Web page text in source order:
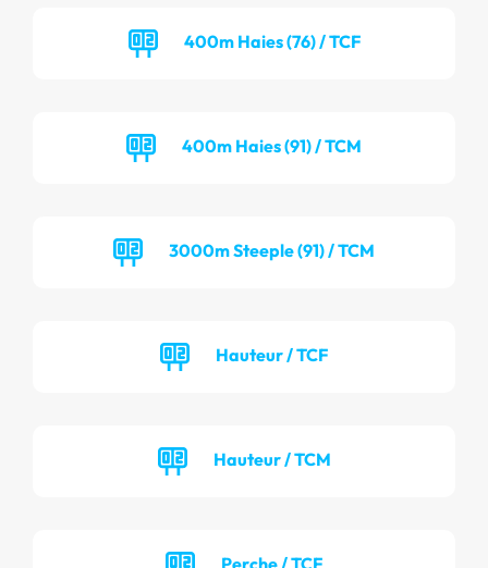
400m Haies (76) / TCF
400m Haies (91) / TCM
3000m Steeple (91) / TCM
Hauteur / TCF
Hauteur / TCM
Perche / TCF